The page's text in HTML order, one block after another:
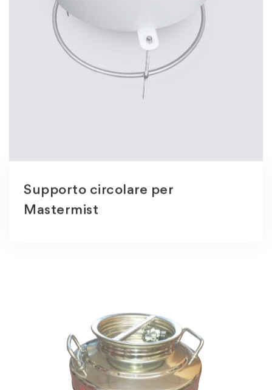
Supporto circolare per
Mastermist